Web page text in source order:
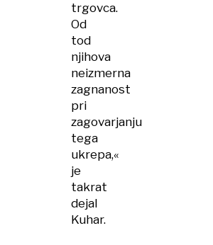
trgovca.
Od
tod
njihova
neizmerna
zagnanost
pri
zagovarjanju
tega
ukrepa,«
je
takrat
dejal
Kuhar.